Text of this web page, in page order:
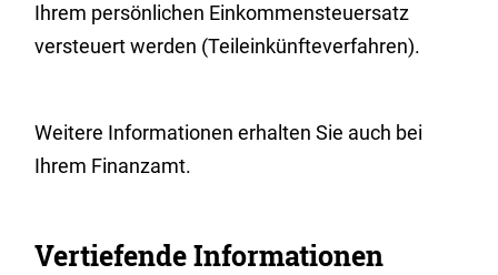
Ihrem persönlichen Einkommensteuersatz
versteuert werden (Teileinkünfteverfahren).
Weitere Informationen erhalten Sie auch bei
Ihrem Finanzamt.
Vertiefende Informationen